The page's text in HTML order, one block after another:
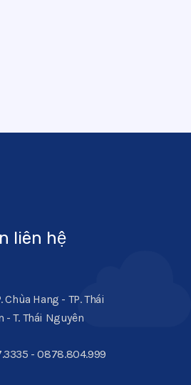
liên hệ
Chùa Hang - TP. Thái
- T. Thái Nguyên
- 0878.804.999